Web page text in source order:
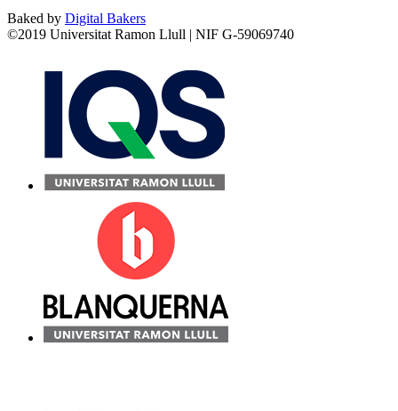
Baked by Digital Bakers
©2019 Universitat Ramon Llull | NIF G-59069740